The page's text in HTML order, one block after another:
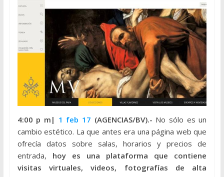
4:00 p m| 1 feb 17 (AGENCIAS/BV).- No sólo es un
cambio estético. La que antes era una página web que
ofrecía datos sobre salas, horarios y precios de
entrada, hoy es una plataforma que contiene
visitas virtuales, videos, fotografías de alta